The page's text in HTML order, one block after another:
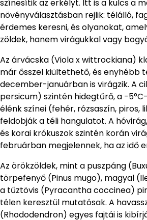
színesítik az erkélyt. Itt is a kulcs a
növényválasztásban rejlik: télálló,
érdemes keresni, és olyanokat,
zöldek, hanem virágukkal vagy
Az árvácska (Viola x wittrockiana)
már ősszel kiültethető, és enyhébb
december-januárban is virágzik. A
persicum) szintén hidegtűrő, a -
élénk színei (fehér, rózsaszín, piros,
feldobják a téli hangulatot. A
és korai krókuszok szintén korán
februárban megjelennek, ha az idő
Az örökzöldek, mint a puszpáng
törpefenyő (Pinus mugo), magyal
a tűztövis (Pyracantha coccinea)
télen keresztül mutatósak. A
(Rhododendron) egyes fajtái is